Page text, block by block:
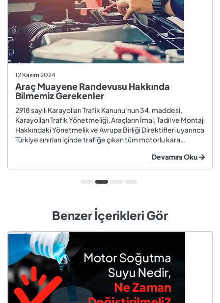
12 Kasım 2024
Araç Muayene Randevusu Hakkında
Bilmemiz Gerekenler
2918 sayılı Karayolları Trafik Kanunu'nun 34. maddesi,
Karayolları Trafik Yönetmeliği, Araçların İmal, Tadil ve Montajı
Hakkındaki Yönetmelik ve Avrupa Birliği Direktifleri uyarınca
Türkiye sınırları içinde trafiğe çıkan tüm motorlu kara
zorundadır. Araç muayenesi; otomobil, motosiklet,
kamyon, kamyo...
Devamını Oku
Benzer İçerikleri Gör